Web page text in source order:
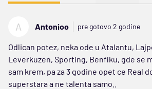
A Antonioo pre gotovo 2 godine
Odlican potez, neka ode u Atalantu,
Leverkuzen, Sporting, Benfiku, gde se
sam krem, pa za 3 godine opet ce Real
superstara a ne talenta samo..